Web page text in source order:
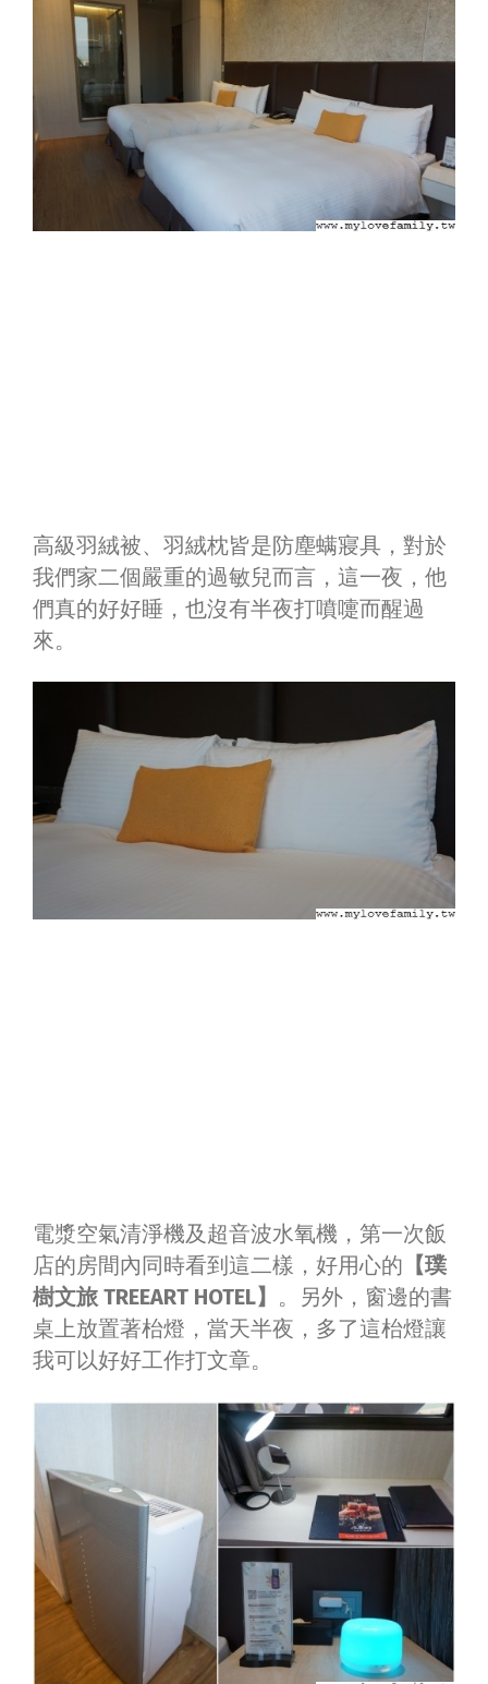
高級羽絨被、羽絨枕皆是防塵螨寢具，對於
我們家二個嚴重的過敏兒而言，這一夜，他
們真的好好睡，也沒有半夜打噴嚏而醒過
來。
電漿空氣清淨機及超音波水氧機，第一次飯
店的房間內同時看到這二樣，好用心的 【璞
樹文旅 TREEART HOTEL】 。另外，窗邊的書
桌上放置著枱燈，當天半夜，多了這枱燈讓
我可以好好工作打文章。